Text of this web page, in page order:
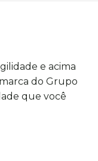
e acima
do Grupo
que você